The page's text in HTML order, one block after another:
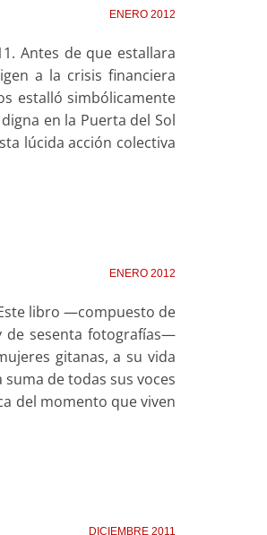
ENERO 2012
Antes de que estallara
a la crisis financiera
estalló simbólicamente
en la Puerta del Sol
lúcida acción colectiva
ENERO 2012
libro —compuesto de
de sesenta fotografías—
gitanas, a su vida
de todas sus voces
del momento que viven
DICIEMBRE 2011